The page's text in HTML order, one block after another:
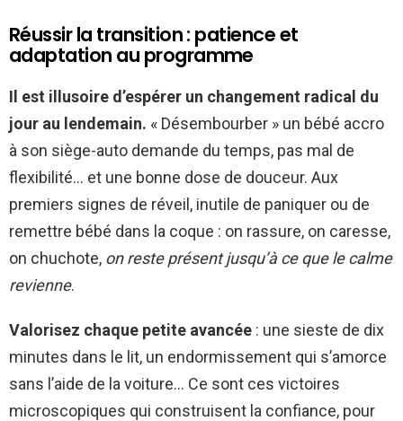
Réussir la transition : patience et
adaptation au programme
Il est illusoire d’espérer un changement radical du
jour au lendemain. « Désembourber » un bébé accro
à son siège-auto demande du temps, pas mal de
flexibilité… et une bonne dose de douceur. Aux
premiers signes de réveil, inutile de paniquer ou de
remettre bébé dans la coque : on rassure, on caresse,
on chuchote, on reste présent jusqu’à ce que le calme
revienne.
Valorisez chaque petite avancée : une sieste de dix
minutes dans le lit, un endormissement qui s’amorce
sans l’aide de la voiture… Ce sont ces victoires
microscopiques qui construisent la confiance, pour